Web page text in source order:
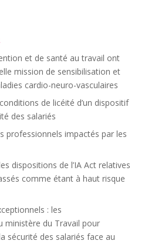
et de santé au travail ont
mission de sensibilisation et
cardio-neuro-vasculaires
de licéité d’un dispositif
des salariés
professionnels impactés par les
dispositions de l’IA Act relatives
comme étant à haut risque
: les
ministère du Travail pour
sécurité des salariés face au